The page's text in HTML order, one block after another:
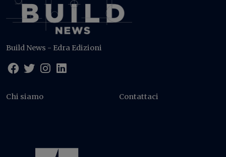
Build News - Edra Edizioni
Chi siamo Contattaci